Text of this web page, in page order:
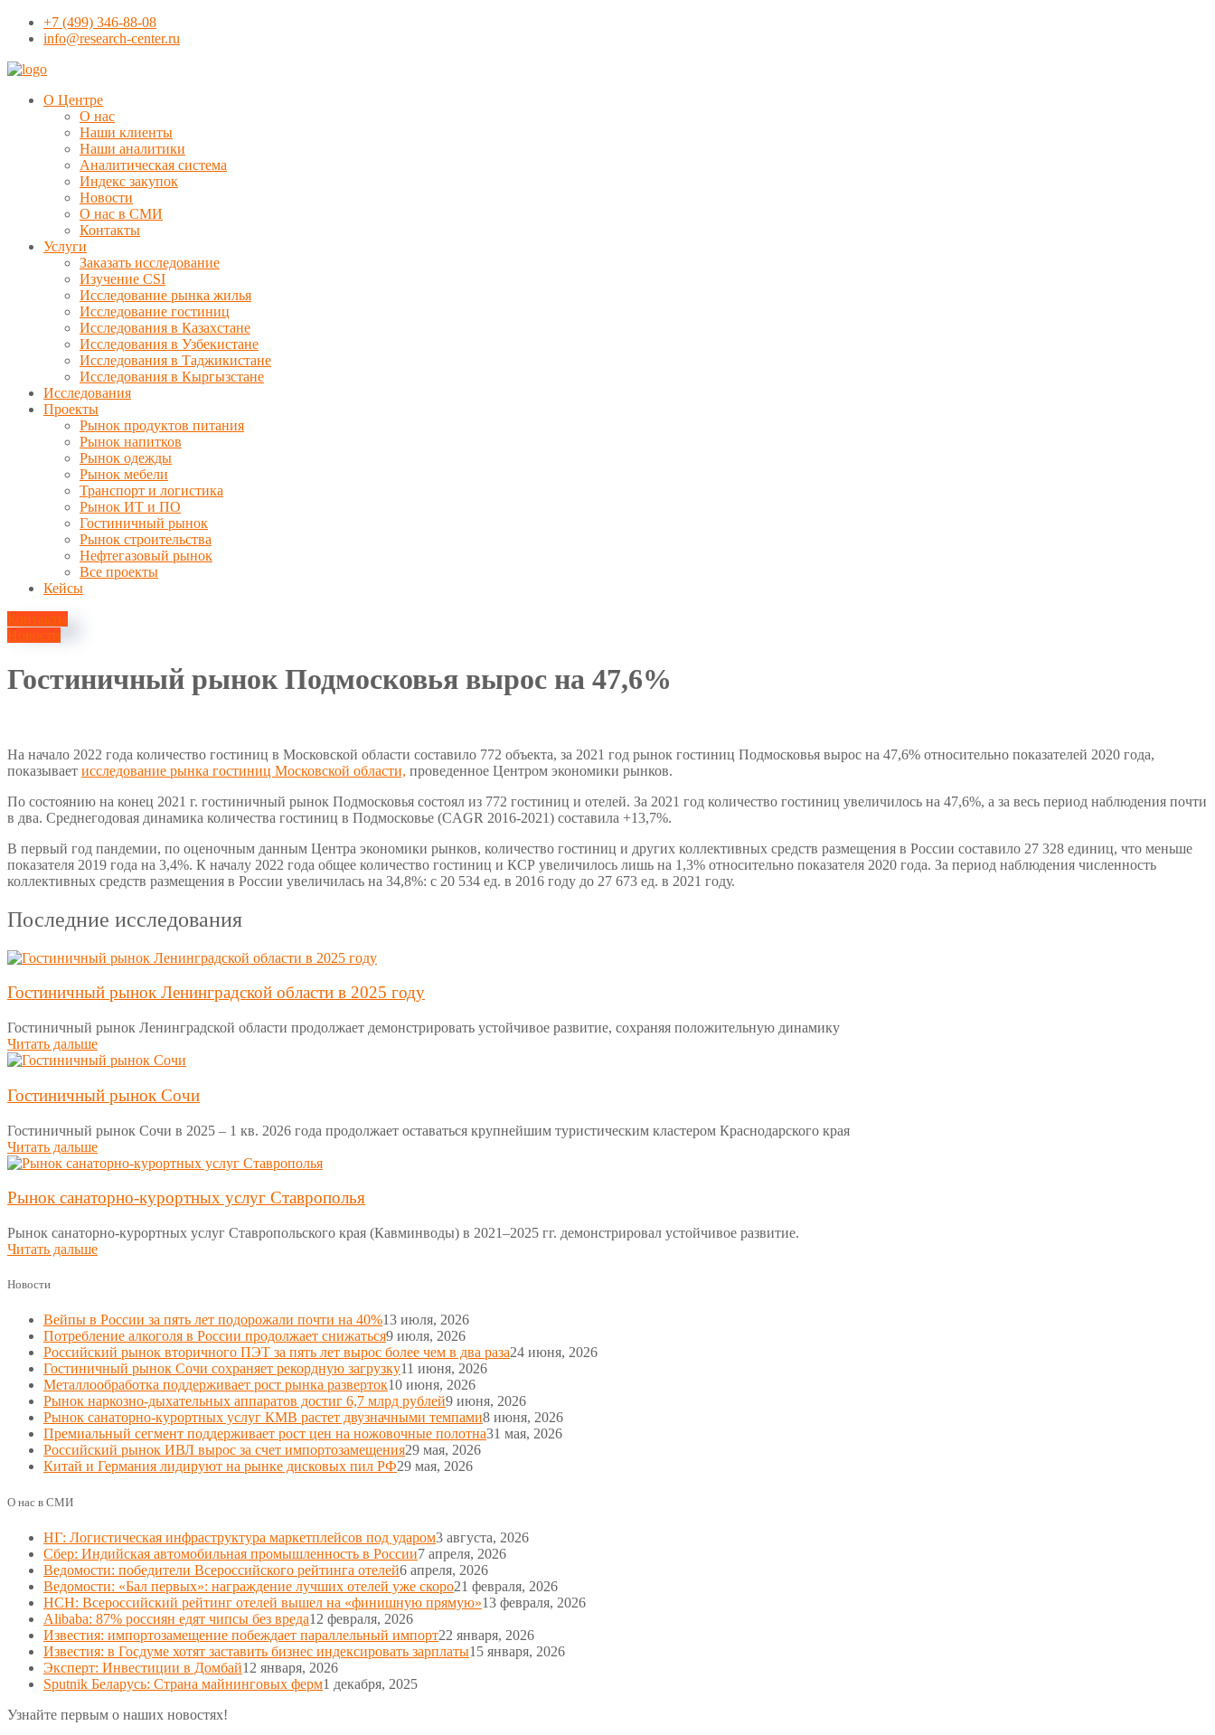
+7 (499) 346-88-08
info@research-center.ru
О Центре
О нас
Наши клиенты
Наши аналитики
Аналитическая система
Индекс закупок
Новости
О нас в СМИ
Контакты
Услуги
Заказать исследование
Изучение CSI
Исследование рынка жилья
Исследование гостиниц
Исследования в Казахстане
Исследования в Узбекистане
Исследования в Таджикистане
Исследования в Кыргызстане
Исследования
Проекты
Рынок продуктов питания
Рынок напитков
Рынок одежды
Рынок мебели
Транспорт и логистика
Рынок ИТ и ПО
Гостиничный рынок
Рынок строительства
Нефтегазовый рынок
Все проекты
Кейсы
Контакты
Новости
Гостиничный рынок Подмосковья вырос на 47,6%
На начало 2022 года количество гостиниц в Московской области составило 772 объекта, за 2021 год рынок гостиниц Подмосковья вырос на 47,6% относительно показателей 2020 года,
показывает исследование рынка гостиниц Московской области, проведенное Центром экономики рынков.
По состоянию на конец 2021 г. гостиничный рынок Подмосковья состоял из 772 гостиниц и отелей. За 2021 год количество гостиниц увеличилось на 47,6%, а за весь период наблюдения почти
в два. Среднегодовая динамика количества гостиниц в Подмосковье (CAGR 2016-2021) составила +13,7%.
В первый год пандемии, по оценочным данным Центра экономики рынков, количество гостиниц и других коллективных средств размещения в России составило 27 328 единиц, что меньше
показателя 2019 года на 3,4%. К началу 2022 года общее количество гостиниц и КСР увеличилось лишь на 1,3% относительно показателя 2020 года. За период наблюдения численность
коллективных средств размещения в России увеличилась на 34,8%: с 20 534 ед. в 2016 году до 27 673 ед. в 2021 году.
Последние исследования
Гостиничный рынок Ленинградской области в 2025 году
Гостиничный рынок Ленинградской области продолжает демонстрировать устойчивое развитие, сохраняя положительную динамику
Читать дальше
Гостиничный рынок Сочи
Гостиничный рынок Сочи в 2025 – 1 кв. 2026 года продолжает оставаться крупнейшим туристическим кластером Краснодарского края
Читать дальше
Рынок санаторно-курортных услуг Ставрополья
Рынок санаторно-курортных услуг Ставропольского края (Кавминводы) в 2021–2025 гг. демонстрировал устойчивое развитие.
Читать дальше
Новости
Вейпы в России за пять лет подорожали почти на 40%13 июля, 2026
Потребление алкоголя в России продолжает снижаться9 июля, 2026
Российский рынок вторичного ПЭТ за пять лет вырос более чем в два раза24 июня, 2026
Гостиничный рынок Сочи сохраняет рекордную загрузку11 июня, 2026
Металлообработка поддерживает рост рынка разверток10 июня, 2026
Рынок наркозно-дыхательных аппаратов достиг 6,7 млрд рублей9 июня, 2026
Рынок санаторно-курортных услуг КМВ растет двузначными темпами8 июня, 2026
Премиальный сегмент поддерживает рост цен на ножовочные полотна31 мая, 2026
Российский рынок ИВЛ вырос за счет импортозамещения29 мая, 2026
Китай и Германия лидируют на рынке дисковых пил РФ29 мая, 2026
О нас в СМИ
НГ: Логистическая инфраструктура маркетплейсов под ударом3 августа, 2026
Сбер: Индийская автомобильная промышленность в России7 апреля, 2026
Ведомости: победители Всероссийского рейтинга отелей6 апреля, 2026
Ведомости: «Бал первых»: награждение лучших отелей уже скоро21 февраля, 2026
НСН: Всероссийский рейтинг отелей вышел на «финишную прямую»13 февраля, 2026
Alibaba: 87% россиян едят чипсы без вреда12 февраля, 2026
Известия: импортозамещение побеждает параллельный импорт22 января, 2026
Известия: в Госдуме хотят заставить бизнес индексировать зарплаты15 января, 2026
Эксперт: Инвестиции в Домбай12 января, 2026
Sputnik Беларусь: Страна майнинговых ферм1 декабря, 2025
Узнайте первым о наших новостях!